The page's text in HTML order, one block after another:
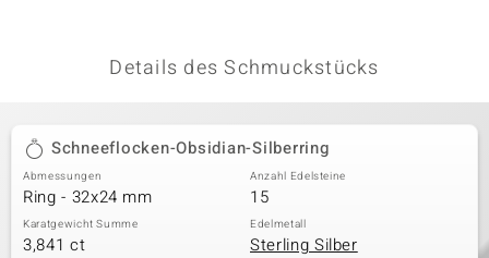
Details des Schmuckstücks
Schneeflocken-Obsidian-Silberring
Abmessungen
Ring - 32x24 mm
Anzahl Edelsteine
15
Karatgewicht Summe
3,841 ct
Edelmetall
Sterling Silber